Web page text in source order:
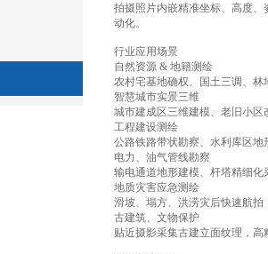
拍摄照片内嵌精准坐标、高度
动化。
行业应用场景
自然资源 & 地籍测绘
农村宅基地确权、国土三调、林
智慧城市实景三维
城市建成区三维建模、老旧小
工程建设测绘
公路铁路带状勘察、水利库区
电力、油气管线勘察
输电通道地形建模、杆塔精细化
地质灾害应急测绘
滑坡、塌方、洪涝灾后快速航
古建筑、文物保护
贴近摄影采集古建立面纹理，